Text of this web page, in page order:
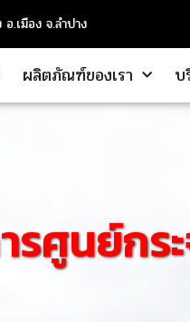
.เมือง จ.ลำปาง
ผลิตภัณฑ์ของเรา บ
รศูนย์ก